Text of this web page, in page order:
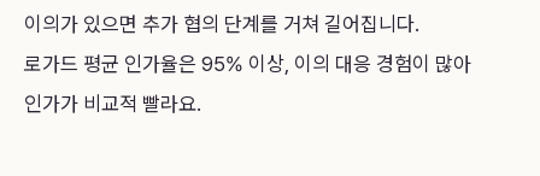
이의가 있으면 추가 협의 단계를 거쳐 길어집니다.
로가드 평균 인가율은 95% 이상, 이의 대응 경험이 많아
인가가 비교적 빨라요.